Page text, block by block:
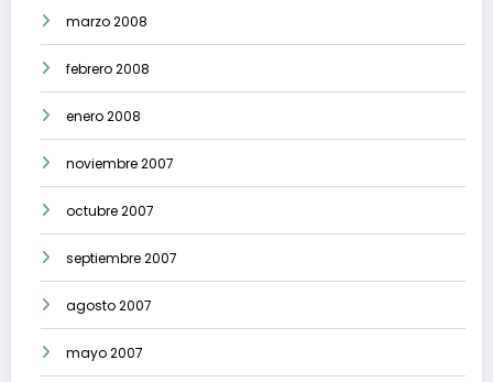
marzo 2008
febrero 2008
enero 2008
noviembre 2007
octubre 2007
septiembre 2007
agosto 2007
mayo 2007